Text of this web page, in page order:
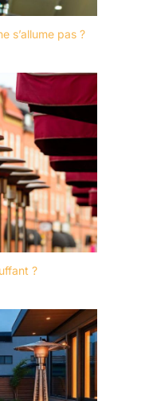
s’allume pas ?
?